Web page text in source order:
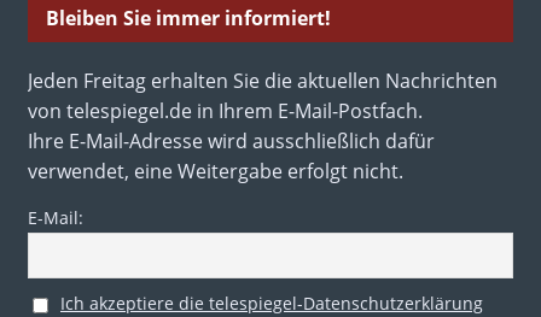
Bleiben Sie immer informiert!
Jeden Freitag erhalten Sie die aktuellen Nachrichten
von telespiegel.de in Ihrem E-Mail-Postfach.
Ihre E-Mail-Adresse wird ausschließlich dafür
verwendet, eine Weitergabe erfolgt nicht.
E-Mail:
Ich akzeptiere die telespiegel-Datenschutzerklärung